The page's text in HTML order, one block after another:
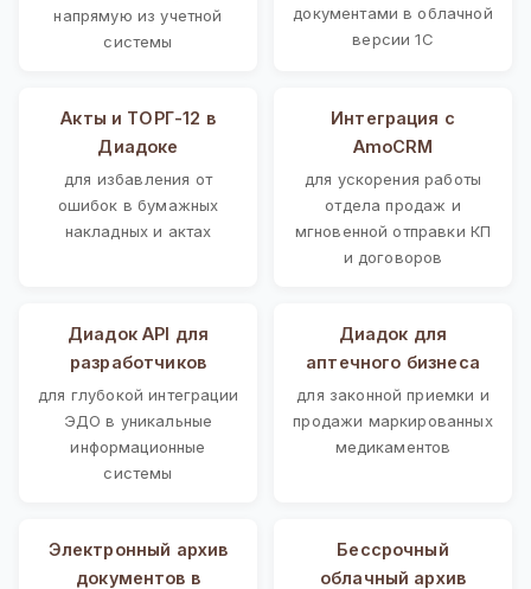
напрямую из учетной
системы
документами в облачной
версии 1С
Акты и ТОРГ-12 в
Диадоке
для избавления от
ошибок в бумажных
накладных и актах
Интеграция с
AmoCRM
для ускорения работы
отдела продаж и
мгновенной отправки КП
и договоров
Диадок API для
разработчиков
для глубокой интеграции
ЭДО в уникальные
информационные
системы
Диадок для
аптечного бизнеса
для законной приемки и
продажи маркированных
медикаментов
Электронный архив
документов в
Бессрочный
облачный архив